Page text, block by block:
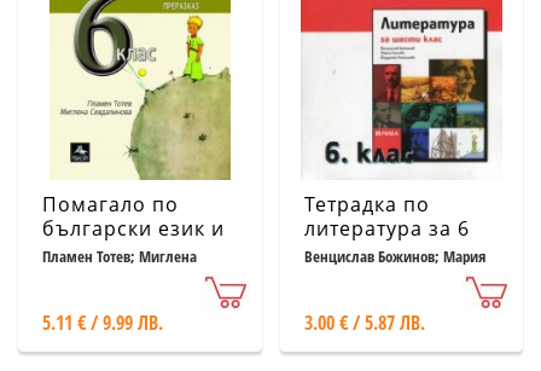
Помагало по
български език и
литература 6.кл:
18 теста, анализи,
Пламен Тотев; Миглена
5.11 € / 9.99 ЛВ.
Тетрадка по
литература за 6
клас
Венцислав Божинов; Мария
3.00 € / 5.87 ЛВ.